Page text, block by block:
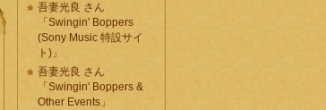
吾妻光良 さん
「Swingin' Boppers
(Sony Music 特設サイ
ト)」
吾妻光良 さん
「Swingin' Boppers &
Other Events」